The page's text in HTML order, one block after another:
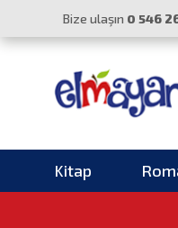
Bize ulaşın 0 546
Kitap